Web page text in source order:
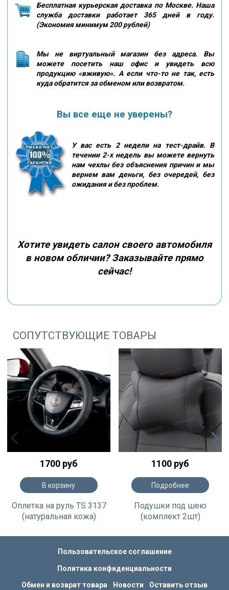
Бесплатная курьерская доставка по Москве. Наша
служба доставки работает 365 дней в году.
(Экономия минимум 200 рублей)
Мы не виртуальный магазин без адреса. Вы
можете посетить наш офис и увидеть всю
продукцию «вживую». А если что-то не так, есть
куда обратится за обменом или возвратом.
Вы все еще не уверены?
У вас есть 2 недели на тест-драйв. В
течении 2-х недель вы можете вернуть
нам чехлы без объяснения причин и мы
вернем вам деньги, без очередей, без
ожидания и без проблем.
Хотите увидеть салон своего автомобиля
в новом обличии? Заказывайте прямо
сейчас!
СОПУТСТВУЮЩИЕ ТОВАРЫ
1700 руб
В корзину
Оплетка на руль TS 3137
(натуральная кожа)
1100 руб
Подробнее
Подушки под шею
(комплект 2шт)
Пользовательское соглашение
Политика конфиденциальности
Обмен и возврат товара Новости Оставить отзыв